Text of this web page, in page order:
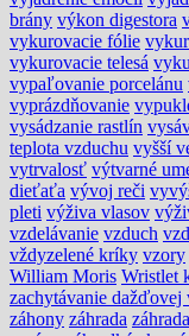
brány výkon digestora
vykurovacie fólie
vykurovacie telesá
vypaľovanie porcelánu
vyprázdňovanie
vysádzanie rastlín
teplota vzduchu vyšší
vytrvalosť výtvarné
dieťaťa vývoj reči
pleti výživa vlasov
vzdelávanie vzduch
vždyzelené kríky vzory
William Moris Wristlet
zachytávanie dažďovej
záhony záhrada